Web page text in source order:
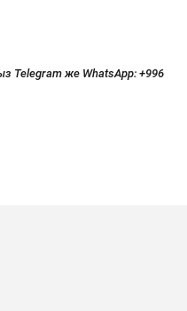
Telegram же WhatsApp: +996